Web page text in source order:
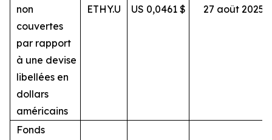
non
couvertes
par rapport
à une devise
libellées en
dollars
américains
ETHY.U US 0,0461 $ 27 août 2025
Fonds